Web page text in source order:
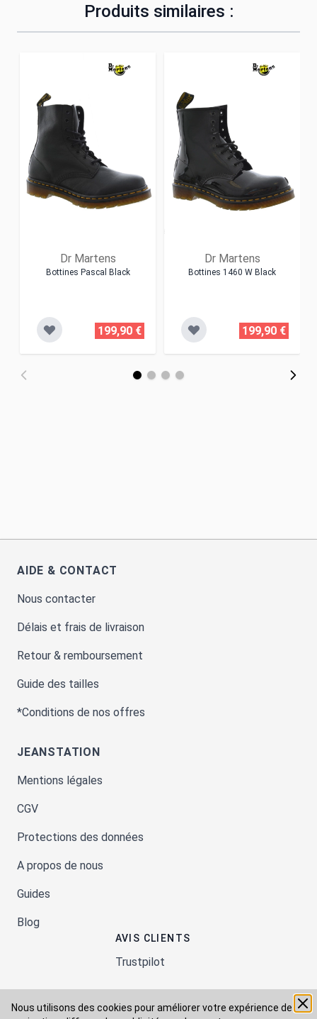
Nous utilisons des cookies pour améliorer votre expérience de
Produits similaires :
Dr Martens
Bottines Pascal Black
199,90 €
Dr Martens
Bottines 1460 W Black
199,90 €
AIDE & CONTACT
Nous contacter
Délais et frais de livraison
Retour & remboursement
Guide des tailles
*Conditions de nos offres
JEANSTATION
Mentions légales
CGV
Protections des données
A propos de nous
Guides
Blog
AVIS CLIENTS
Trustpilot